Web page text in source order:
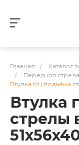
Главная / Каталог
/
Передняя стрела
Втулка г/ц подъёма
Втулка
стрелы